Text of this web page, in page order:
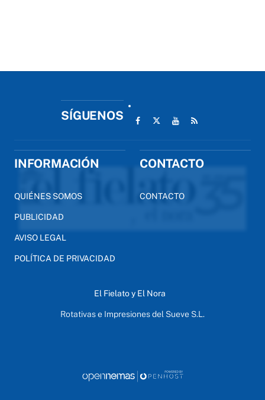
SÍGUENOS
INFORMACIÓN
QUIÉNES SOMOS
PUBLICIDAD
AVISO LEGAL
POLÍTICA DE PRIVACIDAD
CONTACTO
CONTACTO
El Fielato y El Nora
Rotativas e Impresiones del Sueve S.L.